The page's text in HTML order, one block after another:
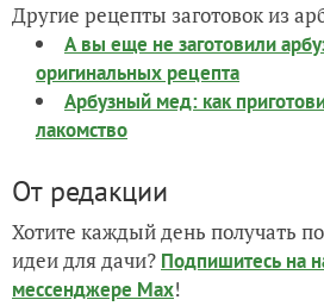
Другие рецепты заготовок из
А вы еще не заготовили
оригинальных рецепта
Арбузный мед: как
лакомство
От редакции
Хотите каждый день получать
идеи для дачи? Подпишитесь на
мессенджере Max!